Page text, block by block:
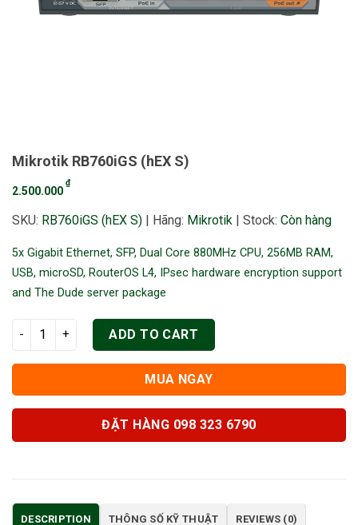
Mikrotik RB760iGS (hEX S)
2.500.000
₫
SKU: RB760iGS (hEX S) | Hãng: Mikrotik | Stock: Còn hàng
5x Gigabit Ethernet, SFP, Dual Core 880MHz CPU, 256MB RAM,
USB, microSD, RouterOS L4, IPsec hardware encryption support
and The Dude server package
Mikrotik RB760iGS (hEX S) quantity
ADD TO CART
MUA NGAY
ĐẶT HÀNG 098 323 6790
DESCRIPTION THÔNG SỐ KỸ THUẬT REVIEWS (0)